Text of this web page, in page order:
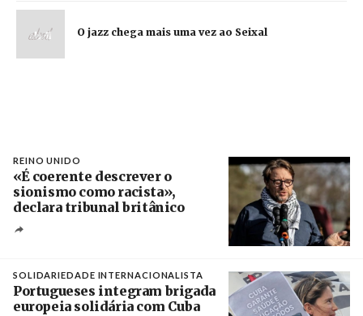
O jazz chega mais uma vez ao Seixal
REINO UNIDO
«É coerente descrever o
sionismo como racista»,
declara tribunal britânico
SOLIDARIEDADE INTERNACIONALISTA
Portugueses integram brigada
europeia solidária com Cuba